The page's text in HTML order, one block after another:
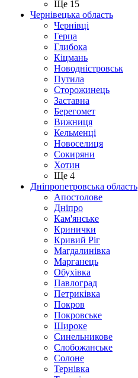
Ще 15
Чернівецька область
Чернівці
Герца
Глибока
Кіцмань
Новодністровськ
Путила
Сторожинець
Заставна
Берегомет
Вижниця
Кельменці
Новоселиця
Сокиряни
Хотин
Ще 4
Дніпропетровська область
Апостолове
Дніпро
Кам'янське
Кринички
Кривий Ріг
Магдалинівка
Марганець
Обухівка
Павлоград
Петриківка
Покров
Покровське
Широке
Синельникове
Слобожанське
Солоне
Тернівка